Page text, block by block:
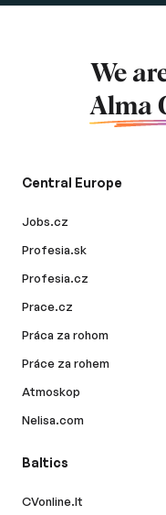
We
Alma
Central Europe
Jobs.cz
Profesia.sk
Profesia.cz
Prace.cz
Práca za rohom
Práce za rohem
Atmoskop
Nelisa.com
Baltics
CVonline.lt